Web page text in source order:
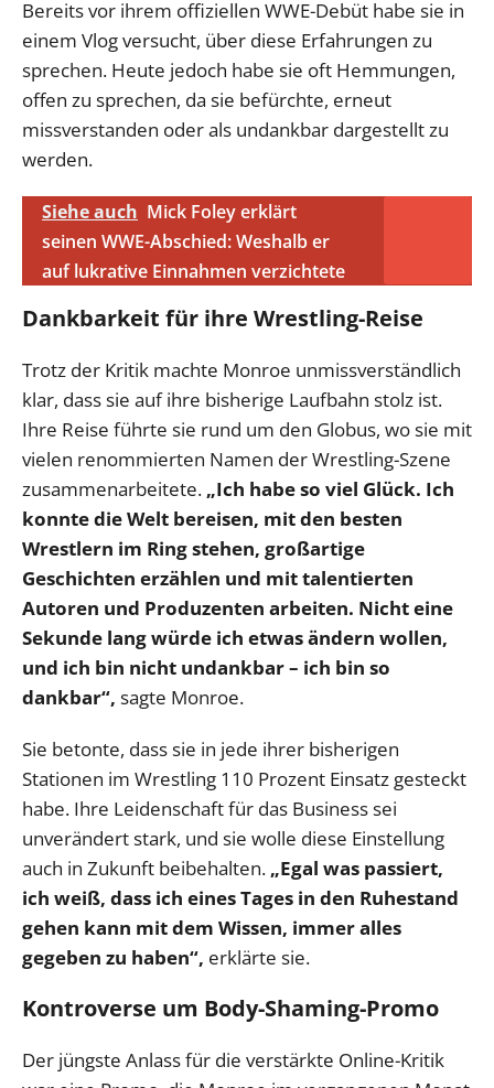
Bereits vor ihrem offiziellen WWE-Debüt habe sie in
einem Vlog versucht, über diese Erfahrungen zu
sprechen. Heute jedoch habe sie oft Hemmungen,
offen zu sprechen, da sie befürchte, erneut
missverstanden oder als undankbar dargestellt zu
werden.
Siehe auch Mick Foley erklärt
seinen WWE-Abschied: Weshalb er
auf lukrative Einnahmen verzichtete
Dankbarkeit für ihre Wrestling-Reise
Trotz der Kritik machte Monroe unmissverständlich
klar, dass sie auf ihre bisherige Laufbahn stolz ist.
Ihre Reise führte sie rund um den Globus, wo sie mit
vielen renommierten Namen der Wrestling-Szene
zusammenarbeitete. „Ich habe so viel Glück. Ich
konnte die Welt bereisen, mit den besten
Wrestlern im Ring stehen, großartige
Geschichten erzählen und mit talentierten
Autoren und Produzenten arbeiten. Nicht eine
Sekunde lang würde ich etwas ändern wollen,
und ich bin nicht undankbar – ich bin so
dankbar“, sagte Monroe.
Sie betonte, dass sie in jede ihrer bisherigen
Stationen im Wrestling 110 Prozent Einsatz gesteckt
habe. Ihre Leidenschaft für das Business sei
unverändert stark, und sie wolle diese Einstellung
auch in Zukunft beibehalten. „Egal was passiert,
ich weiß, dass ich eines Tages in den Ruhestand
gehen kann mit dem Wissen, immer alles
gegeben zu haben“, erklärte sie.
Kontroverse um Body-Shaming-Promo
Der jüngste Anlass für die verstärkte Online-Kritik